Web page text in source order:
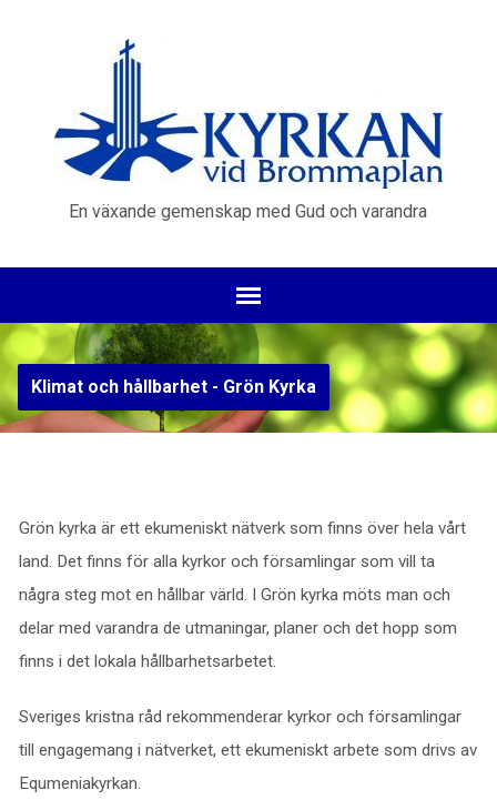
En växande gemenskap med Gud och varandra
Klimat och hållbarhet - Grön Kyrka
Grön kyrka är ett ekumeniskt nätverk som finns över hela vårt
land. Det finns för alla kyrkor och församlingar som vill ta
några steg mot en hållbar värld. I Grön kyrka möts man och
delar med varandra de utmaningar, planer och det hopp som
finns i det lokala hållbarhetsarbetet.
Sveriges kristna råd rekommenderar kyrkor och församlingar
till engagemang i nätverket, ett ekumeniskt arbete som drivs av
Equmeniakyrkan.